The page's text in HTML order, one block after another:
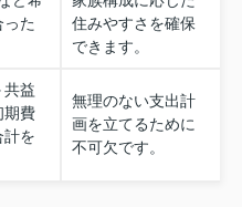
た
住みやすさを確保
できます。
共益
期費
計を
無理のない支出計
画を立てるために
不可欠です。